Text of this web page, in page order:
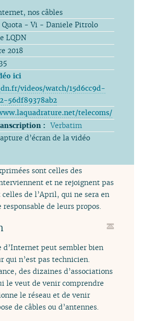
nos câbles
Quota - Vi - Daniele Pitrolo
LQDN
2018
ici
videos/watch/15d6cc9d-
56df89378ab2
telecoms/
: Verbatim
d’écran de la vidéo
sont celles des
et ne rejoignent pas
de l’April, qui ne sera en
responsable de leurs propos.
d’Internet peut sembler bien
qui n’est pas technicien.
des dizaines d’associations
le veut de venir comprendre
le réseau et de venir
de câbles ou d’antennes.